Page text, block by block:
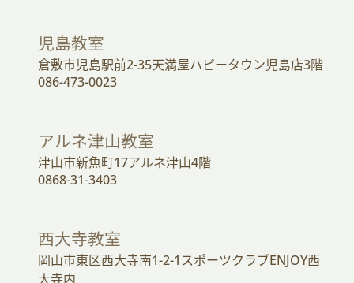
児島教室
倉敷市児島駅前2-35天満屋ハピータウン児島店3階
086-473-0023
アルネ津山教室
津山市新魚町17アルネ津山4階
0868-31-3403
西大寺教室
岡山市東区西大寺南1-2-1スポーツクラブENJOY西
大寺内